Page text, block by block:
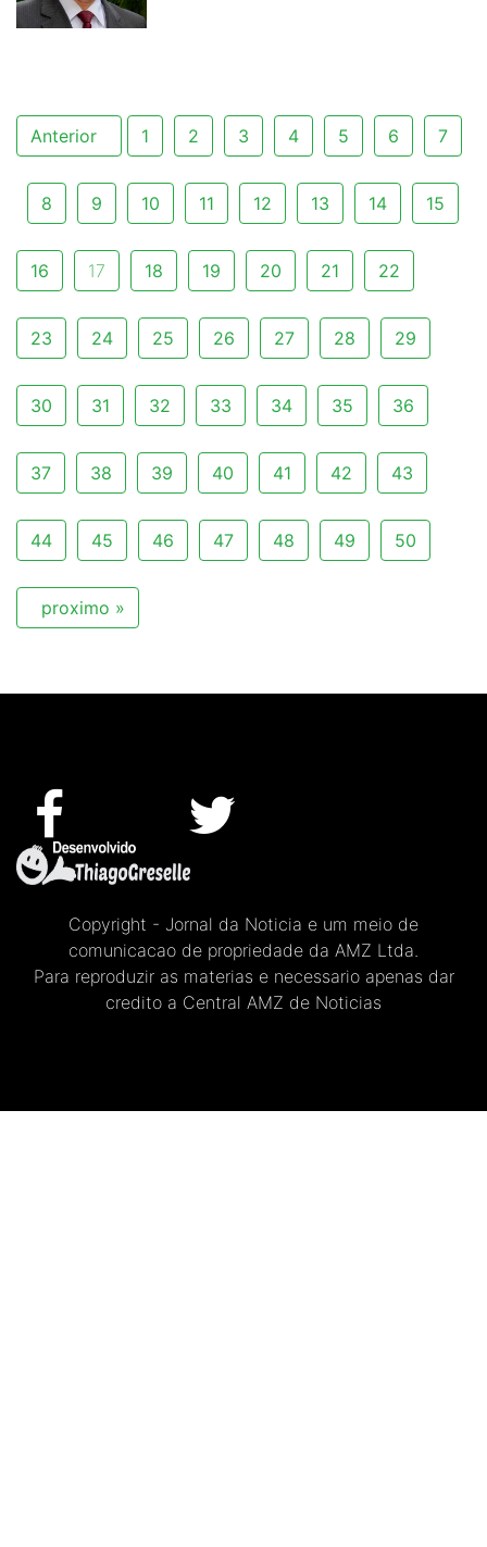
Anterior 1 2 3 4 5 6 7
8 9 10 11 12 13 14 15
16 17 18 19 20 21 22
23 24 25 26 27 28 29
30 31 32 33 34 35 36
37 38 39 40 41 42 43
44 45 46 47 48 49 50
proximo »
Copyright - Jornal da Noticia e um meio de
comunicacao de propriedade da AMZ Ltda.
Para reproduzir as materias e necessario apenas dar
credito a Central AMZ de Noticias